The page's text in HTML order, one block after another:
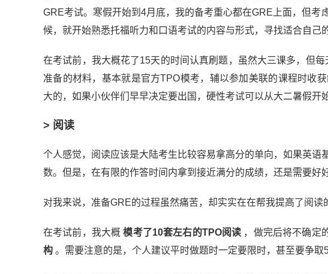
GRE考试。寒假开始到4月底，我的备考重心都在GRE上面，但
候，就开始熟悉托福听力和口语考试的内容与形式，寻找适合自己
在考试前，我大概花了15天的时间认真刷题，虽然大三课多，但
准备的材料，基本就是官方TPO模考，辅以参加美联的课程时收
大的，如果小伙伴们早早决定要出国，硬性考试可以从大二暑假开
> 阅读
个人感觉，阅读应该是大陆考生比较容易拿高分的单向，如果英
数。但是，在有限的作答时间内拿到接近满分的成绩，还是需要好
对我来说，准备GRE的过程虽然痛苦，却实实在在帮我提高了阅读
在考试前，我大概模考了10套左右的TPO阅读 ，做完后将不确定
构 。需要注意的是，个人建议平时做题时一定要限时，甚至要争取